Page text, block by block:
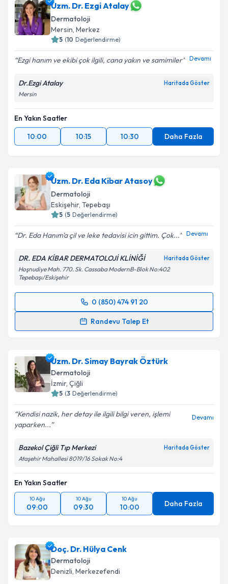
Uzm. Dr. Ezgi Atalay
Dermatoloji
Mersin, Merkez
5 (10 Değerlendirme)
Ezgi hanım ve ekibi çok ilgili, cana yakın ve samimiler Devamı
Dr.Ezgi Atalay Haritada Göster
Mersin
En Yakın Saatler
10:00
10:15 10:30 Daha Fazla
Uzm. Dr. Eda Kibar Atasoy
Dermatoloji
Eskişehir, Tepebaşı
5 (5 Değerlendirme)
Dr. Eda Hanım'a çil ve leke tedavisi icin gittim. Çok... Devamı
DR. EDA KİBAR DERMATOLOJİ KLİNİĞİ Haritada Göster
Hoşnudiye Mah. 770. Sk. Cassaba ModernB-Blok No:402
Tepebaşı/Eskişehir
0 (850) 474 91 20
Randevu Talep Et
Randevu Takvimi Talebi
için bir takvim hazırlandığında e-posta ile
bilgilendireceğiz.
E-posta Adresiniz
Metni'ni okudum ve kişisel verilerimin belirtilen
kapsamda işlenmesini kabul ediyorum.
Takvim Talebini Gönder
Uzm. Dr. Simay Bayrak Öztürk
Dermatoloji
İzmir, Çiğli
5 (3 Değerlendirme)
Kendisi nazik, her detay ile ilgili bilgi veren, işlemi
yaparken...
Devamı
Bazekol Çiğli Tıp Merkezi Haritada Göster
Ataşehir Mahallesi 8019/16 Sokak No:4
En Yakın Saatler
10 Ağu
09:00
10 Ağu
09:30
10 Ağu
10:00 Daha Fazla
Doç. Dr. Hülya Cenk
Dermatoloji
Denizli, Merkezefendi